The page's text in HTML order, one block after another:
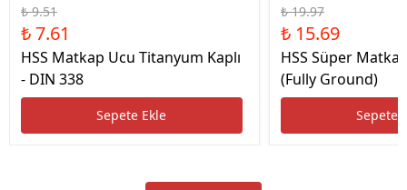
₺ 9.51
₺ 7.61
HSS Matkap Ucu Titanyum Kaplı
- DIN 338
Sepete Ekle
₺ 19.97
₺ 15.69
HSS Süper
(Fully Ground)
Sepete